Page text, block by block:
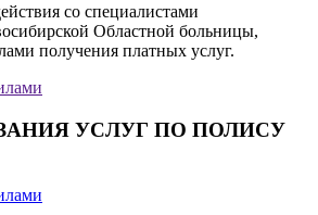
со специалистами
Областной больницы,
получения платных услуг.
УСЛУГ ПО ПОЛИСУ